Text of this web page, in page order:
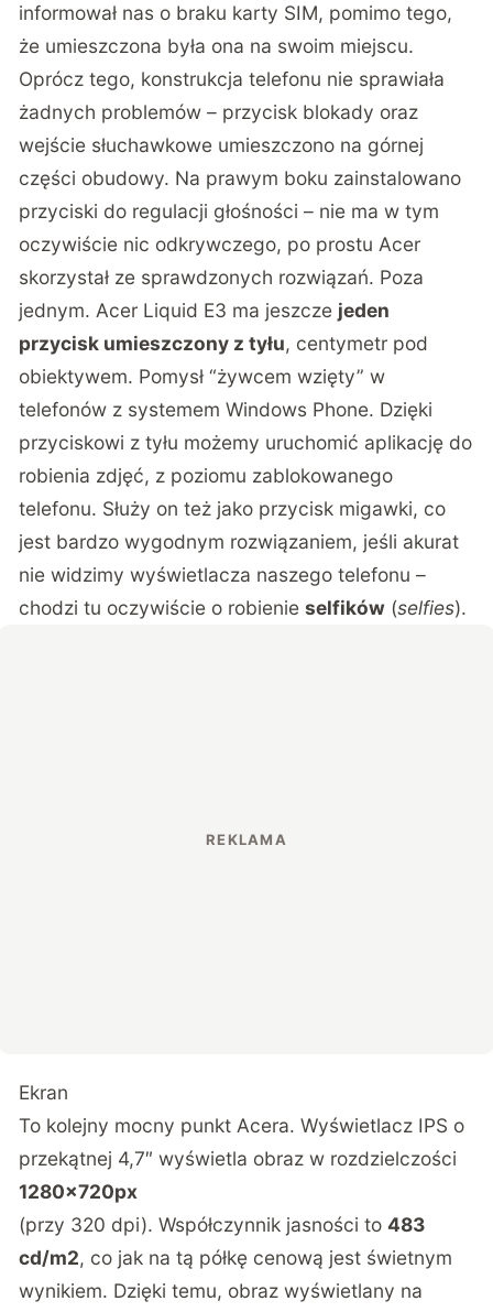
informował nas o braku karty SIM, pomimo tego,
że umieszczona była ona na swoim miejscu.
Oprócz tego, konstrukcja telefonu nie sprawiała
żadnych problemów – przycisk blokady oraz
wejście słuchawkowe umieszczono na górnej
części obudowy. Na prawym boku zainstalowano
przyciski do regulacji głośności – nie ma w tym
oczywiście nic odkrywczego, po prostu Acer
skorzystał ze sprawdzonych rozwiązań. Poza
jednym. Acer Liquid E3 ma jeszcze jeden
przycisk umieszczony z tyłu, centymetr pod
obiektywem. Pomysł “żywcem wzięty” w
telefonów z systemem Windows Phone. Dzięki
przyciskowi z tyłu możemy uruchomić aplikację do
robienia zdjęć, z poziomu zablokowanego
telefonu. Służy on też jako przycisk migawki, co
jest bardzo wygodnym rozwiązaniem, jeśli akurat
nie widzimy wyświetlacza naszego telefonu –
chodzi tu oczywiście o robienieselfików (selfies).
Ekran
To kolejny mocny punkt Acera. Wyświetlacz IPS o
przekątnej 4,7″ wyświetla obraz w rozdzielczości
1280x720px
(przy 320 dpi). Współczynnik jasności to483
cd/m2, co jak na tą półkę cenową jest świetnym
wynikiem. Dzięki temu, obraz wyświetlany na